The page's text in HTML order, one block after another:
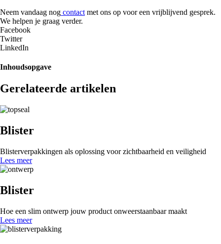
Neem vandaag nog contact met ons op voor een vrijblijvend gesprek.
We helpen je graag verder.
Facebook
Twitter
LinkedIn
Inhoudsopgave
Gerelateerde artikelen
Blister
Blisterverpakkingen als oplossing voor zichtbaarheid en veiligheid
Lees meer
Blister
Hoe een slim ontwerp jouw product onweerstaanbaar maakt
Lees meer